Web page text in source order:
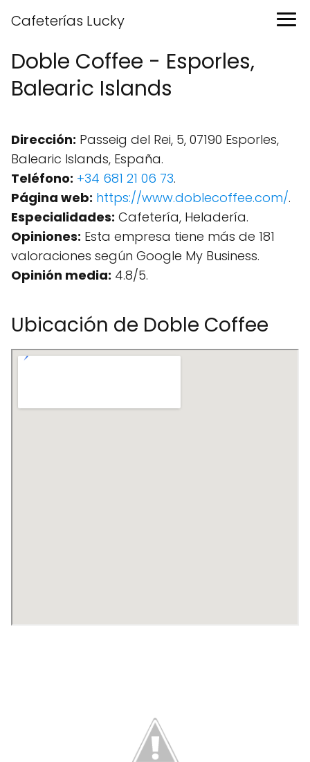
Cafeterías Lucky
Doble Coffee - Esporles,
Balearic Islands
Dirección: Passeig del Rei, 5, 07190 Esporles,
Balearic Islands, España.
Teléfono: +34 681 21 06 73.
Página web: https://www.doblecoffee.com/.
Especialidades: Cafetería, Heladería.
Opiniones: Esta empresa tiene más de 181
valoraciones según Google My Business.
Opinión media: 4.8/5.
Ubicación de Doble Coffee